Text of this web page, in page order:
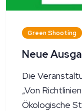
Green Shooting
Die
„Von
Ökologische